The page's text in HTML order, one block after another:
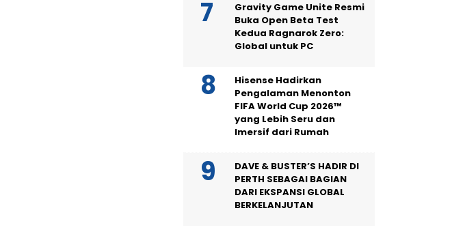
Gravity Game Unite Resmi
Buka Open Beta Test
Kedua Ragnarok Zero:
Global untuk PC
Hisense Hadirkan
Pengalaman Menonton
FIFA World Cup 2026™
yang Lebih Seru dan
Imersif dari Rumah
DAVE & BUSTER’S HADIR DI
PERTH SEBAGAI BAGIAN
DARI EKSPANSI GLOBAL
BERKELANJUTAN